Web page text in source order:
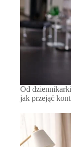
Od
jak przejąć